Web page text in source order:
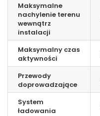
Maksymalne
nachylenie terenu
wewnątrz
instalacji
Maksymalny czas
aktywności
Przewody
doprowadzające
System
ładowania